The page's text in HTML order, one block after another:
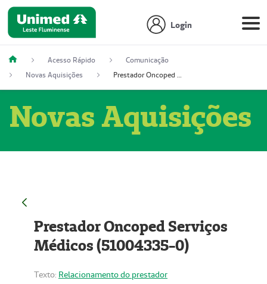
Login
Acesso Rápido
Comunicação
Novas Aquisições
Prestador Oncoped Serviços Médicos (51004335-0)
Novas Aquisições
Prestador Oncoped Serviços
Médicos (51004335-0)
Texto: Relacionamento do prestador